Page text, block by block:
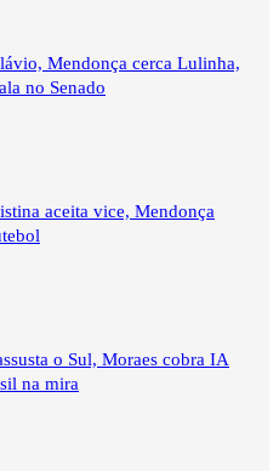
Mendonça cerca Lulinha,
no Senado
aceita vice, Mendonça
o Sul, Moraes cobra IA
na mira